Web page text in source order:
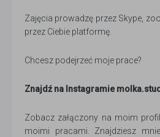
Zajęcia prowadzę przez Skype,
przez Ciebie platformę.
Chcesz podejrzeć moje prace?
Znajdź na Instagramie
Zobacz załączony na moim
moimi pracami. Znajdziesz